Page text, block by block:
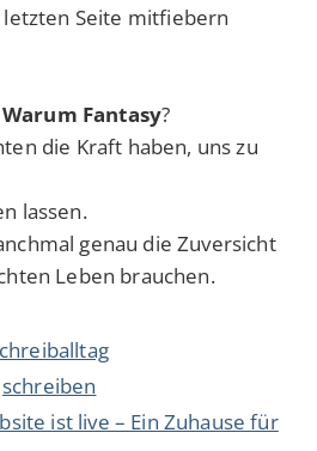
Seite mitfiebern
Fantasy?
die Kraft haben, uns zu
lassen.
genau die Zuversicht
Leben brauchen.
schreiben
ist live – Ein Zuhause für